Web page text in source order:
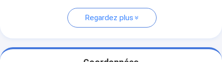
Regardez plus